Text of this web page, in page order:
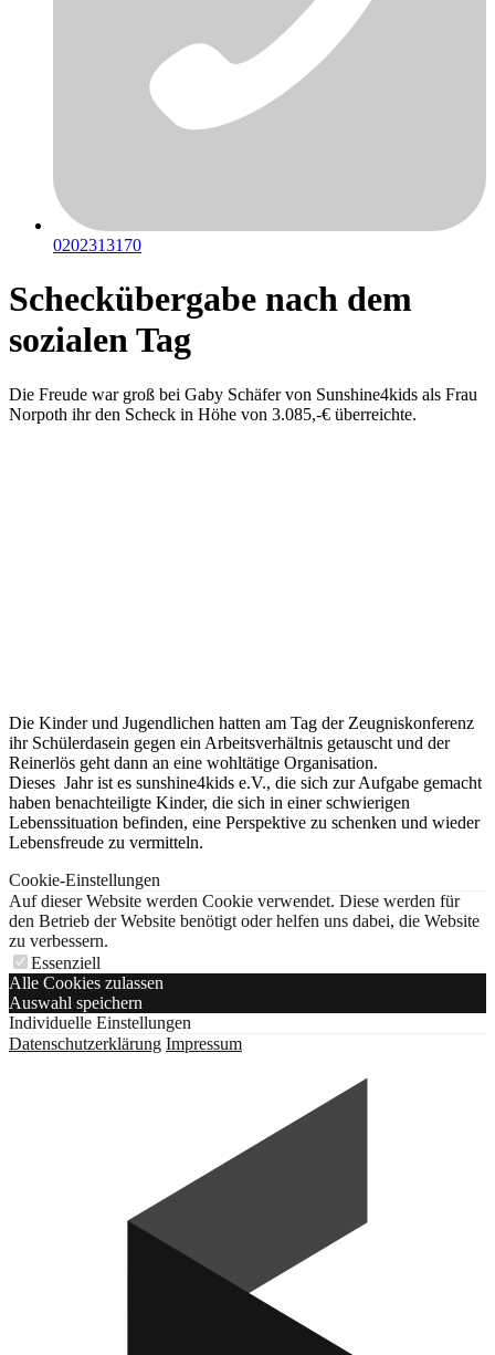
0202313170
Scheckübergabe nach dem
sozialen Tag
Die Freude war groß bei Gaby Schäfer von Sunshine4kids als Frau
Norpoth ihr den Scheck in Höhe von 3.085,-€ überreichte.
Die Kinder und Jugendlichen hatten am Tag der Zeugniskonferenz
ihr Schülerdasein gegen ein Arbeitsverhältnis getauscht und der
Reinerlös geht dann an eine wohltätige Organisation.
Dieses Jahr ist es sunshine4kids e.V., die sich zur Aufgabe gemacht
haben benachteiligte Kinder, die sich in einer schwierigen
Lebenssituation befinden, eine Perspektive zu schenken und wieder
Lebensfreude zu vermitteln.
Cookie-Einstellungen
Auf dieser Website werden Cookie verwendet. Diese werden für
den Betrieb der Website benötigt oder helfen uns dabei, die Website
zu verbessern.
Essenziell
Alle Cookies zulassen
Auswahl speichern
Individuelle Einstellungen
Datenschutzerklärung Impressum